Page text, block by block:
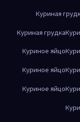
Куриная
Куриная грудка
Куриное яйцо
Куриное яйцо
Куриное яйцо